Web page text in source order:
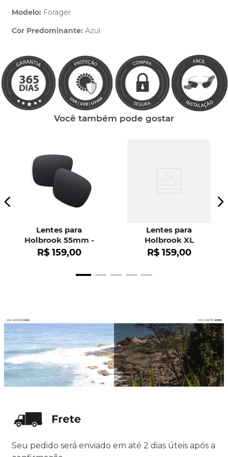
Modelo: Forager
Cor Predominante: Azul
Você também pode gostar
Lentes para
Holbrook 55mm -
OO9102
R$ 159,00
Lentes para
Holbrook XL
R$ 159,00
Seu pedido será enviado em até 2 dias úteis após a